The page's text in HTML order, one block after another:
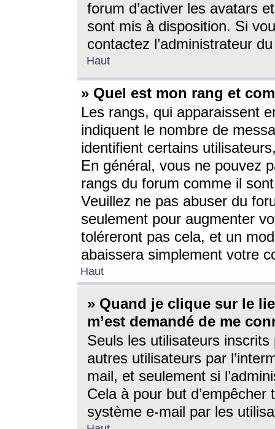
forum d’activer les avatars
sont mis à disposition. Si
contactez l’administrateur
Haut
» Quel est mon rang et
Les rangs, qui apparaissent
indiquent le nombre de
identifient certains
En général, vous ne pouvez
rangs du forum comme il
Veuillez ne pas abuser du
seulement pour augmenter
toléreront pas cela, et un
abaissera simplement votre
Haut
» Quand je clique sur le
m’est demandé de me
Seuls les utilisateurs
autres utilisateurs par
mail, et seulement si
Cela à pour but
système e-mail par les